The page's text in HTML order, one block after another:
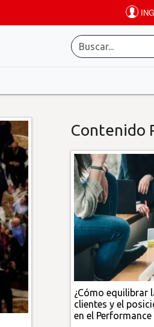
Contenido
¿Cómo equilibrar
clientes y el
en el